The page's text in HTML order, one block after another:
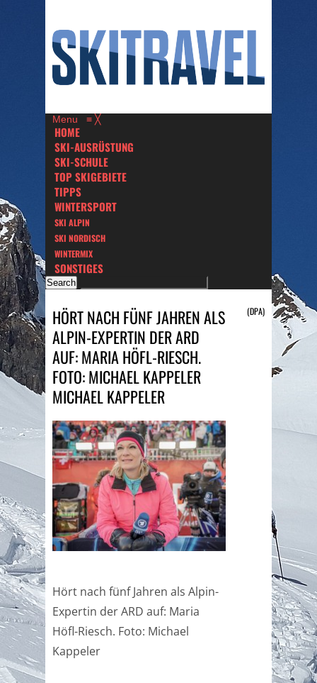
Menu ≡ ╳
HOME
SKI-AUSRÜSTUNG
SKI-SCHULE
TOP SKIGEBIETE
TIPPS
WINTERSPORT
SKI ALPIN
SKI NORDISCH
WINTERMIX
SONSTIGES
HÖRT NACH FÜNF JAHREN ALS
ALPIN-EXPERTIN DER ARD
AUF: MARIA HÖFL-RIESCH.
FOTO: MICHAEL KAPPELER
MICHAEL KAPPELER
(DPA)
Hört nach fünf Jahren als Alpin-
Expertin der ARD auf: Maria
Höfl-Riesch. Foto: Michael
Kappeler